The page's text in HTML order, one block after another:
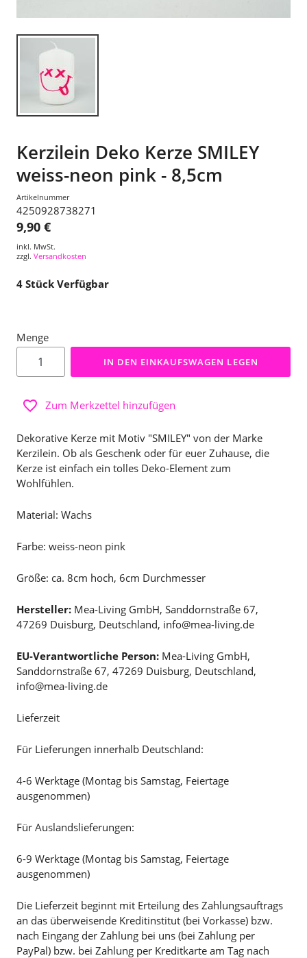
Kerzilein Deko Kerze SMILEY
weiss-neon pink - 8,5cm
Artikelnummer
4250928738271
9,90 €
inkl. MwSt.
zzgl. Versandkosten
4 Stück Verfügbar
Menge
IN DEN EINKAUFSWAGEN LEGEN
Zum Merkzettel hinzufügen
Dekorative Kerze mit Motiv "SMILEY" von der Marke
Kerzilein. Ob als Geschenk oder für euer Zuhause, die
Kerze ist einfach ein tolles Deko-Element zum
Wohlfühlen.
Material: Wachs
Farbe: weiss-neon pink
Größe: ca. 8cm hoch, 6cm Durchmesser
Hersteller: Mea-Living GmbH, Sanddornstraße 67,
47269 Duisburg, Deutschland, info@mea-living.de
EU-Verantwortliche Person: Mea-Living GmbH,
Sanddornstraße 67, 47269 Duisburg, Deutschland,
info@mea-living.de
Lieferzeit
Für Lieferungen innerhalb Deutschland:
4-6 Werktage (Montag bis Samstag, Feiertage
ausgenommen)
Für Auslandslieferungen:
6-9 Werktage (Montag bis Samstag, Feiertage
ausgenommen)
Die Lieferzeit beginnt mit Erteilung des Zahlungsauftrags
an das überweisende Kreditinstitut (bei Vorkasse) bzw.
nach Eingang der Zahlung bei uns (bei Zahlung per
PayPal) bzw. bei Zahlung per Kreditkarte am Tag nach